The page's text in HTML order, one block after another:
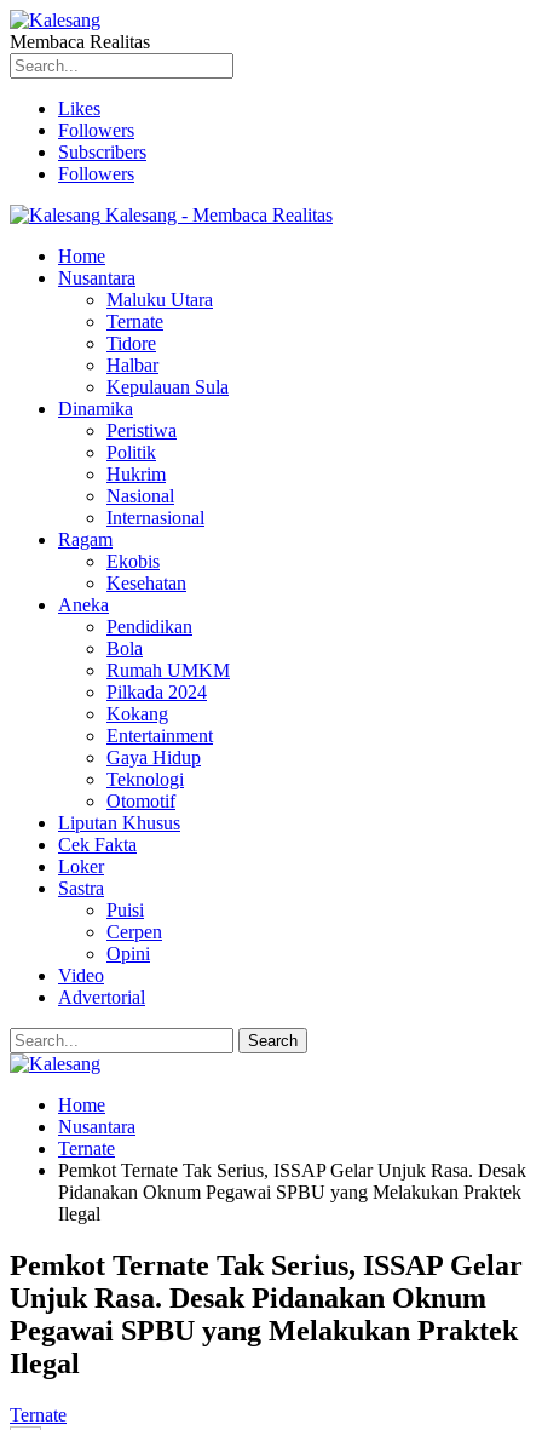
Membaca Realitas
Likes
Followers
Subscribers
Followers
Kalesang - Membaca Realitas
Home
Nusantara
Maluku Utara
Ternate
Tidore
Halbar
Kepulauan Sula
Dinamika
Peristiwa
Politik
Hukrim
Nasional
Internasional
Ragam
Ekobis
Kesehatan
Aneka
Pendidikan
Bola
Rumah UMKM
Pilkada 2024
Kokang
Entertainment
Gaya Hidup
Teknologi
Otomotif
Liputan Khusus
Cek Fakta
Loker
Sastra
Puisi
Cerpen
Opini
Video
Advertorial
Home
Nusantara
Ternate
Pemkot Ternate Tak Serius, ISSAP Gelar Unjuk Rasa. Desak
Pidanakan Oknum Pegawai SPBU yang Melakukan Praktek
Ilegal
Pemkot Ternate Tak Serius, ISSAP Gelar
Unjuk Rasa. Desak Pidanakan Oknum
Pegawai SPBU yang Melakukan Praktek
Ilegal
Ternate